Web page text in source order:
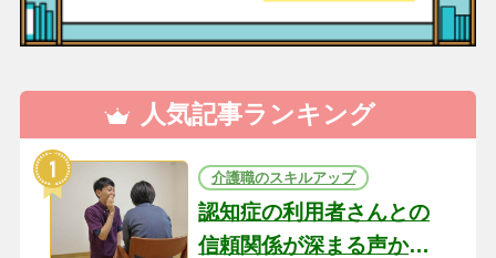
人気記事ランキング
介護職のスキルアップ
認知症の利用者さんとの
信頼関係が深まる声かけ